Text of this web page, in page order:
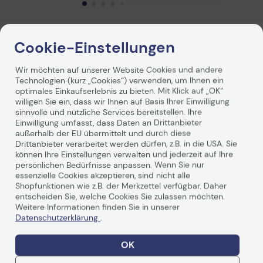
Produktbeschreibung
Sony LMP-H202 Original Beamerlampe für Sony VPL-
HW30ES, Sony VPL-HW40ES, Sony VPL-HW50ES, Sony
VPL-HW55ES
Technische Daten
Allgemein
Hersteller
Sony
Cookie-Einstellungen
Wir möchten auf unserer Website Cookies und andere
Technologien (kurz „Cookies“) verwenden, um Ihnen ein
optimales Einkaufserlebnis zu bieten. Mit Klick auf „OK“
willigen Sie ein, dass wir Ihnen auf Basis Ihrer Einwilligung
sinnvolle und nützliche Services bereitstellen. Ihre
Einwilligung umfasst, dass Daten an Drittanbieter
außerhalb der EU übermittelt und durch diese
Drittanbieter verarbeitet werden dürfen, z.B. in die USA. Sie
können Ihre Einstellungen verwalten und jederzeit auf Ihre
persönlichen Bedürfnisse anpassen. Wenn Sie nur
essenzielle Cookies akzeptieren, sind nicht alle
Shopfunktionen wie z.B. der Merkzettel verfügbar. Daher
entscheiden Sie, welche Cookies Sie zulassen möchten.
Weitere Informationen finden Sie in unserer
Datenschutzerklärung .
OK